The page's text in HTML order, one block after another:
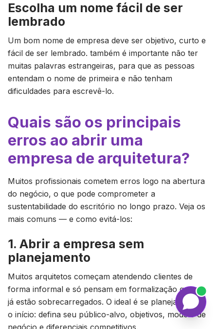
Escolha um nome fácil de ser
lembrado
Um bom nome de empresa deve ser objetivo, curto e
fácil de ser lembrado. também é importante não ter
muitas palavras estrangeiras, para que as pessoas
entendam o nome de primeira e não tenham
dificuldades para escrevê-lo.
Quais são os principais
erros ao abrir uma
empresa de arquitetura?
Muitos profissionais cometem erros logo na abertura
do negócio, o que pode comprometer a
sustentabilidade do escritório no longo prazo. Veja os
mais comuns — e como evitá-los:
1. Abrir a empresa sem
planejamento
Muitos arquitetos começam atendendo clientes de
forma informal e só pensam em formalização quando
já estão sobrecarregados. O ideal é se planejar desde
o início: defina seu público-alvo, objetivos, modelo de
negócio e diferenciais competitivos.